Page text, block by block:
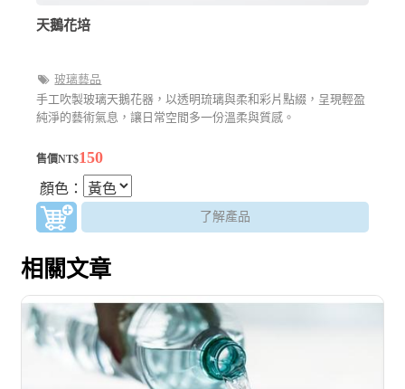
天鵝花培
玻璃藝品
手工吹製玻璃天鵝花器，以透明琉璃與柔和彩片點綴，呈現輕盈
純淨的藝術氣息，讓日常空間多一份溫柔與質感。
售價NT$150
顏色：
了解產品
相關文章